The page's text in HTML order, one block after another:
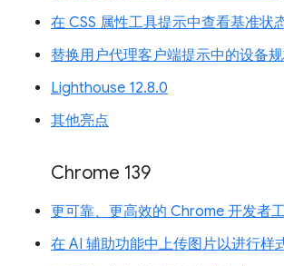
在 CSS 属性工具提示中查看基准状
替换用户代理客户端提示中的设备
Lighthouse 12.8.0
其他亮点
Chrome 139
更可靠、更高效的 Chrome 开发者
在 AI 辅助功能中上传图片以进行样